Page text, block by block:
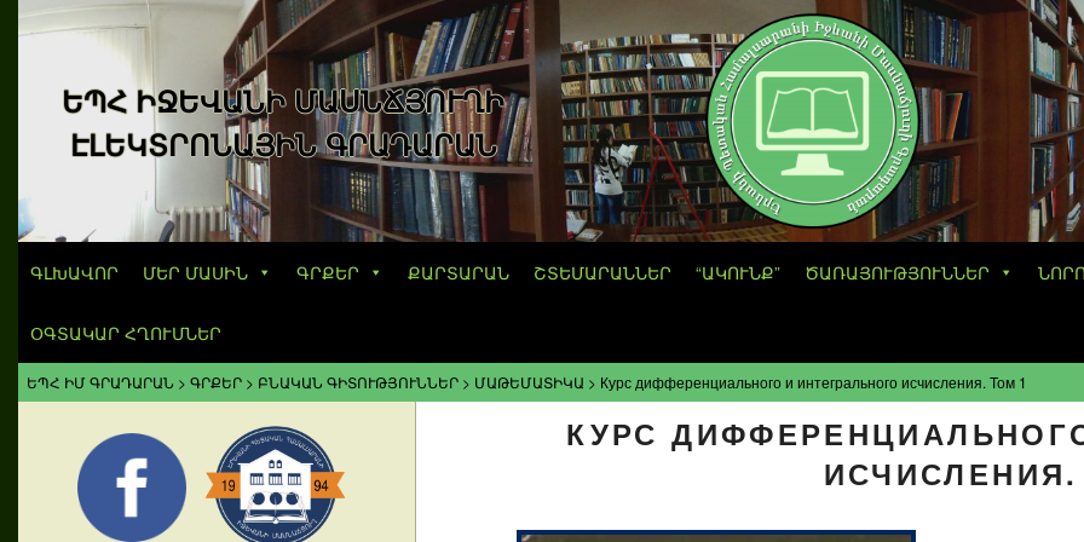
ԵՊՀ ԻՋԵՎԱՆԻ ՄԱՍՆՃՅՈՒՂԻ
ԷԼԵԿՏՐՈՆԱՅԻՆ ԳՐԱԴԱՐԱՆ
ԳԼԽԱՎՈՐ ՄԵՐ ՄԱՍԻՆ ԳՐՔԵՐ ՔԱՐՏԱՐԱՆ ՇՏԵՄԱՐԱՆՆԵՐ “ԱԿՈՒՆՔ” ԾԱՌԱՅՈՒԹՅՈՒՆՆԵՐ
ՕԳՏԱԿԱՐ ՀՂՈՒՄՆԵՐ
ԵՊՀ ԻՄ ԳՐԱԴԱՐԱՆ > ԳՐՔԵՐ > ԲՆԱԿԱՆ ԳԻՏՈՒԹՅՈՒՆՆԵՐ > ՄԱԹԵՄԱՏԻԿԱ > Курс дифференциального и интегрального исчисления. Том 1
КУРС
ИСЧИСЛЕНИЯ.